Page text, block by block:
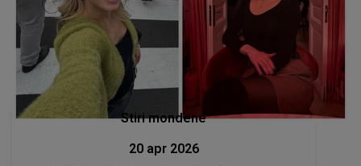
Stiri mondene
20 apr 2026